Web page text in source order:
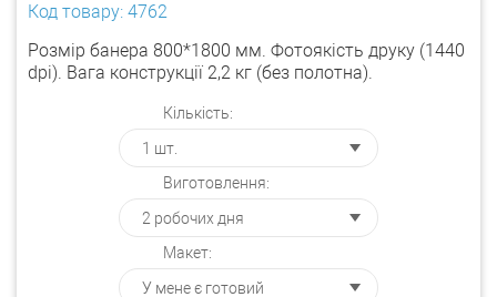
Код товару: 4762
Розмір банера 800*1800 мм. Фотоякість друку (1440
dpi). Вага конструкції 2,2 кг (без полотна).
Кількість:
Виготовлення:
Макет: